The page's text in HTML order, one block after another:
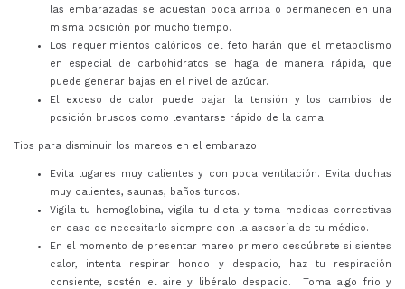
las embarazadas se acuestan boca arriba o permanecen en una
misma posición por mucho tiempo.
Los requerimientos calóricos del feto harán que el metabolismo
en especial de carbohidratos se haga de manera rápida, que
puede generar bajas en el nivel de azúcar.
El exceso de calor puede bajar la tensión y los cambios de
posición bruscos como levantarse rápido de la cama.
Tips para disminuir los mareos en el embarazo
Evita lugares muy calientes y con poca ventilación. Evita duchas
muy calientes, saunas, baños turcos.
Vigila tu hemoglobina, vigila tu dieta y toma medidas correctivas
en caso de necesitarlo siempre con la asesoría de tu médico.
En el momento de presentar mareo primero descúbrete si sientes
calor, intenta respirar hondo y despacio, haz tu respiración
consiente, sostén el aire y libéralo despacio. Toma algo frio y